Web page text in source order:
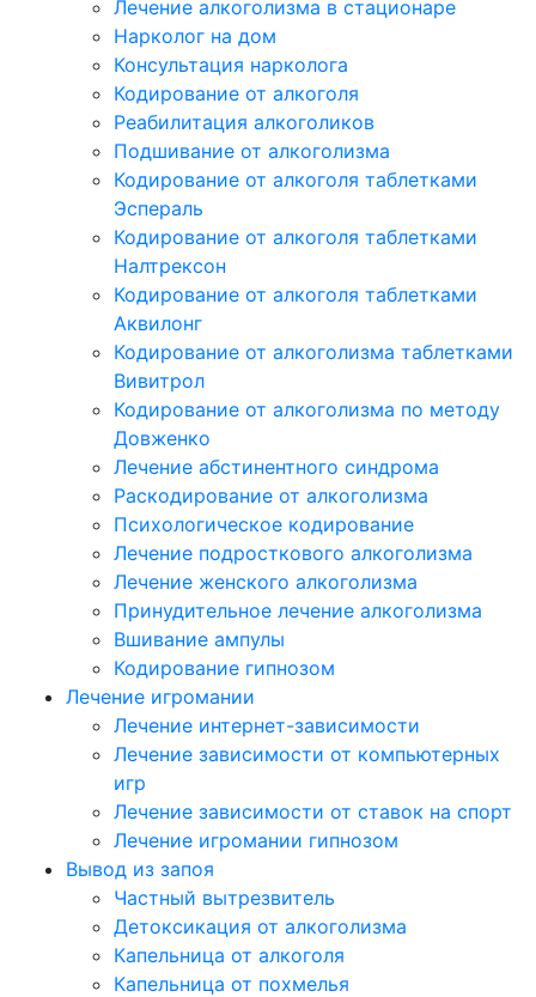
Лечение алкоголизма в стационаре
Нарколог на дом
Консультация нарколога
Кодирование от алкоголя
Реабилитация алкоголиков
Подшивание от алкоголизма
Кодирование от алкоголя таблетками
Эспераль
Кодирование от алкоголя таблетками
Налтрексон
Кодирование от алкоголя таблетками
Аквилонг
Кодирование от алкоголизма таблетками
Вивитрол
Кодирование от алкоголизма по методу
Довженко
Лечение абстинентного синдрома
Раскодирование от алкоголизма
Психологическое кодирование
Лечение подросткового алкоголизма
Лечение женского алкоголизма
Принудительное лечение алкоголизма
Вшивание ампулы
Кодирование гипнозом
Лечение игромании
Лечение интернет-зависимости
Лечение зависимости от компьютерных
игр
Лечение зависимости от ставок на спорт
Лечение игромании гипнозом
Вывод из запоя
Частный вытрезвитель
Детоксикация от алкоголизма
Капельница от алкоголя
Капельница от похмелья